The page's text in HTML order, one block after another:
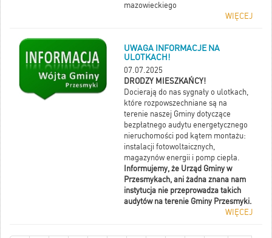
mazowieckiego
WIĘCEJ
UWAGA INFORMACJE NA
ULOTKACH!
07.07.2025
DRODZY MIESZKAŃCY!
Docierają do nas sygnały o ulotkach,
które rozpowszechniane są na
terenie naszej Gminy dotyczące
bezpłatnego audytu energetycznego
nieruchomości pod kątem montażu:
instalacji fotowoltaicznych,
magazynów energii i pomp ciepła.
Informujemy, że Urząd Gminy w
Przesmykach, ani żadna znana nam
instytucja nie przeprowadza takich
audytów na terenie Gminy Przesmyki.
WIĘCEJ